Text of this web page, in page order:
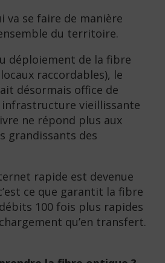
va se faire de manière
du territoire.
déploiement de la fibre
raccordables), le
désormais office de
infrastructure vieillissante
ne répond plus aux
grandissants des
rapide est devenue
ce que garantit la fibre
100 fois plus rapides
qu’en transfert.